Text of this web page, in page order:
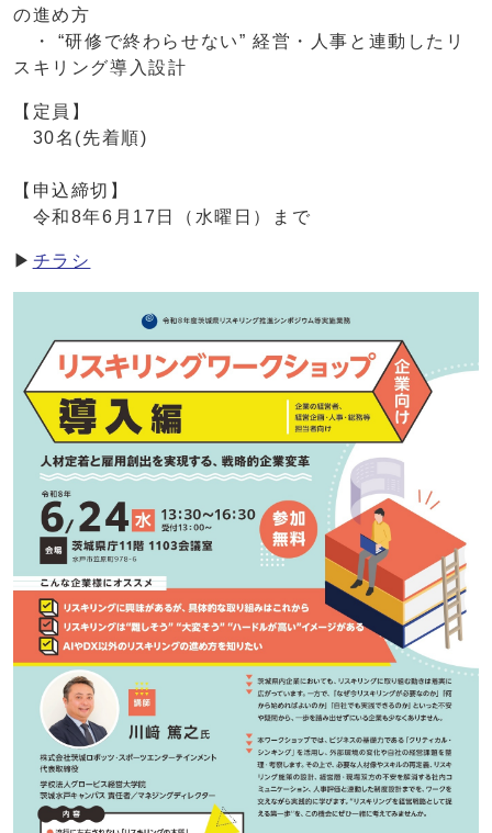
の進め方
・ “研修で終わらせない” 経営・人事と連動したリ
スキリング導入設計
【定員】
30名(先着順)
【申込締切】
令和8年6月17日（水曜日）まで
▶ チラシ